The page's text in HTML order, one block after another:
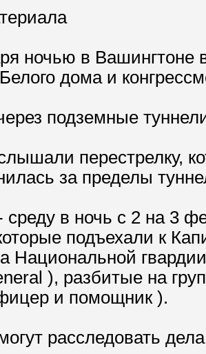
ночью в Вашингтоне
дома и
подземные
перестрелку,
за пределы
среду в ночь с 2 на 3
подъехали к
Национальной
), разбитые на
и помощник ).
расследовать